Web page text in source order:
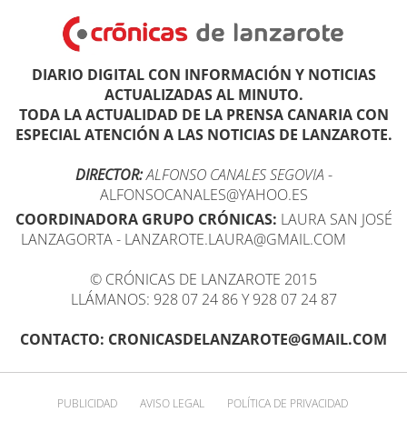
DIARIO DIGITAL CON INFORMACIÓN Y NOTICIAS
ACTUALIZADAS AL MINUTO.
TODA LA ACTUALIDAD DE LA PRENSA CANARIA CON
ESPECIAL ATENCIÓN A LAS NOTICIAS DE LANZAROTE.
DIRECTOR:ALFONSO CANALES SEGOVIA -
ALFONSOCANALES@YAHOO.ES
COORDINADORA GRUPO CRÓNICAS: LAURA SAN JOSÉ
LANZAGORTA - LANZAROTE.LAURA@GMAIL.COM
© CRÓNICAS DE LANZAROTE 2015
LLÁMANOS: 928 07 24 86 Y 928 07 24 87
CONTACTO: CRONICASDELANZAROTE@GMAIL.COM
PUBLICIDAD AVISO LEGAL POLÍTICA DE PRIVACIDAD